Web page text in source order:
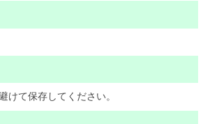
けて保存してください。